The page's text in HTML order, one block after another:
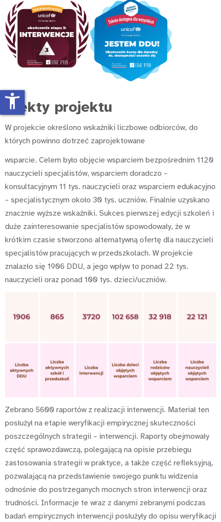
Efekty projektu
W projekcie określono wskaźniki liczbowe odbiorców, do
których powinno dotrzeć zaprojektowane
wsparcie. Celem było objęcie wsparciem bezpośrednim 1120
nauczycieli specjalistów, wsparciem doradczo -
konsultacyjnym 11 tys. nauczycieli oraz wsparciem edukacyjno
– specjalistycznym około 30 tys. uczniów. Finalnie uzyskano
znacznie wyższe wskaźniki. Sukces pierwszej edycji szkoleń i
duże zainteresowanie specjalistów spowodowały, że w
krótkim czasie stworzono alternatywną ofertę dla nauczycieli
specjalistów pracujących w przedszkolach. W projekcie
znalazło się 1906 DDU, a jego wpływ to ponad 22 tys.
nauczycieli oraz ponad 100 tys. dzieci/uczniów.
Zebrano 5600 raportów z realizacji interwencji. Materiał ten
posłużył na etapie weryfikacji empirycznej skuteczności
poszczególnych strategii – interwencji. Raporty obejmowały
część sprawozdawczą, polegającą na opisie przebiegu
zastosowania strategii w praktyce, a także część refleksyjną,
pozwalającą na przedstawienie swojego punktu widzenia
odnośnie do postrzeganych mocnych stron interwencji oraz
trudności. Informacje te wraz z danymi zebranymi podczas
badań empirycznych interwencji posłużyły do opisu weryfikacji
accessibility_new